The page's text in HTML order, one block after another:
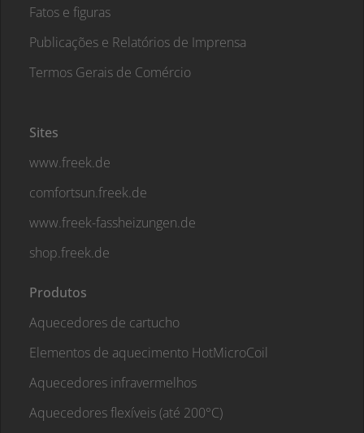
Fatos e figuras
Publicações e Relatórios de Imprensa
Termos Gerais de Comércio
Sites
www.freek.de
comfortsun.freek.de
www.freek-fassheizungen.de
shop.freek.de
Produtos
Aquecedores de cartucho
Elementos de aquecimento HotMicroCoil
Aquecedores infravermelhos
Aquecedores flexíveis (até 200°C)